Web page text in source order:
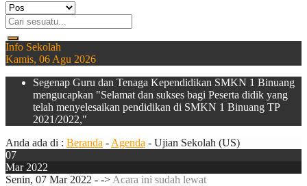
Info Sekolah
Kamis, 06 Agu 2026
Segenap Guru dan Tenaga Kependidikan SMKN 1 Binuang
mengucapkan "Selamat dan sukses bagi Peserta didik yang
telah menyelesaikan pendidikan di SMKN 1 Binuang TP
2021/2022,"
Anda ada di : Beranda - Agenda - Ujian Sekolah (US)
07
Mar 2022
Senin, 07 Mar 2022 - -> Acara ini sudah lewat